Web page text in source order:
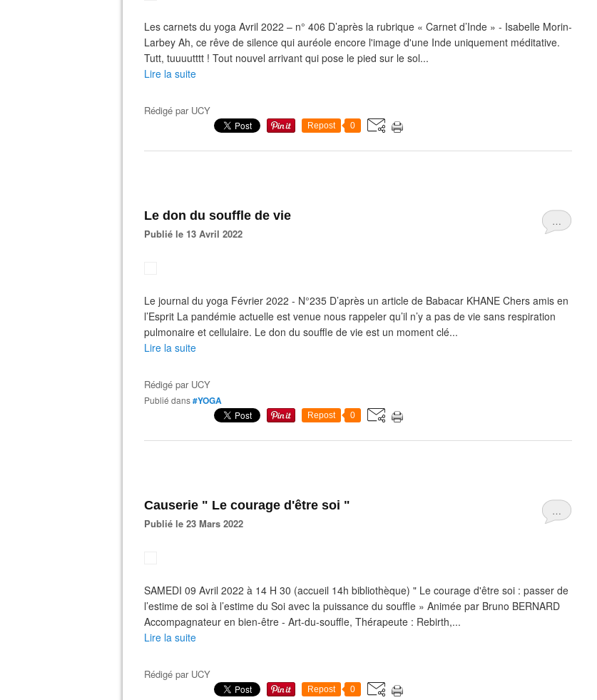
Les carnets du yoga Avril 2022 – n° 406 D’après la rubrique « Carnet d’Inde » - Isabelle Morin-
Larbey Ah, ce rêve de silence qui auréole encore l'image d'une Inde uniquement méditative.
Tutt, tuuuutttt ! Tout nouvel arrivant qui pose le pied sur le sol...
Lire la suite
Rédigé par UCY
Repost 0
…
Le don du souffle de vie
Publié le 13 Avril 2022
Le journal du yoga Février 2022 - N°235 D’après un article de Babacar KHANE Chers amis en
l’Esprit La pandémie actuelle est venue nous rappeler qu’il n’y a pas de vie sans respiration
pulmonaire et cellulaire. Le don du souffle de vie est un moment clé...
Lire la suite
Rédigé par UCY
Publié dans#YOGA
Repost 0
…
Causerie " Le courage d'être soi "
Publié le 23 Mars 2022
SAMEDI 09 Avril 2022 à 14 H 30 (accueil 14h bibliothèque) " Le courage d'être soi : passer de
l’estime de soi à l’estime du Soi avec la puissance du souffle » Animée par Bruno BERNARD
Accompagnateur en bien-être - Art-du-souffle, Thérapeute : Rebirth,...
Lire la suite
Rédigé par UCY
Repost 0